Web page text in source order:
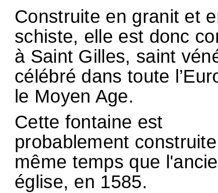
Construite en granit et
schiste, elle est donc
à Saint Gilles, saint
célébré dans toute
le Moyen Age.
Cette fontaine est
probablement
même temps que
église, en 1585.